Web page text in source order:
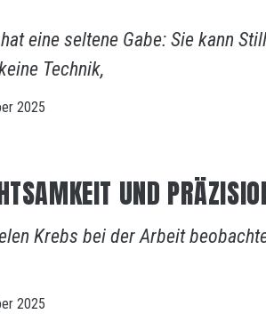
eine seltene Gabe: Sie kann
Technik,
2025
UND
Krebs bei der Arbeit
2025